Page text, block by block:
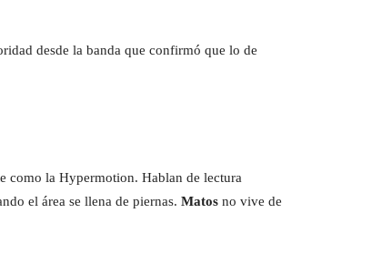
desde la banda que confirmó que lo de
como la Hypermotion. Hablan de lectura
el área se llena de piernas. Matos no vive de